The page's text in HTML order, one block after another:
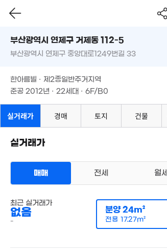
부산광역시 연제구 거제동 112-5
부산광역시 연제구 중앙대로1249번길 33
한아름빌 · 제2종일반주거지역
준공 2012년 · 22세대 · 6F/B0
실거래가 경매 토지 건물
실거래가
매매 전세 월세
최근 실거래가
없음
-
분양24m²
전용 17.27m²